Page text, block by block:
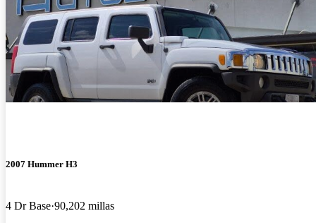
2007 Hummer H3
4 Dr Base 90,202 millas